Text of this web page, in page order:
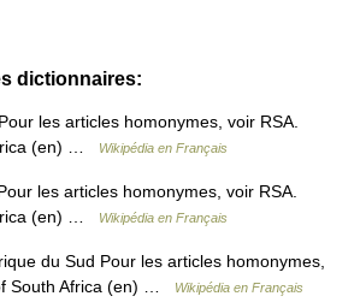
dictionnaires:
les articles homonymes, voir RSA.
(en) …
Wikipédia en Français
les articles homonymes, voir RSA.
(en) …
Wikipédia en Français
du Sud Pour les articles homonymes,
South Africa (en) …
Wikipédia en Français